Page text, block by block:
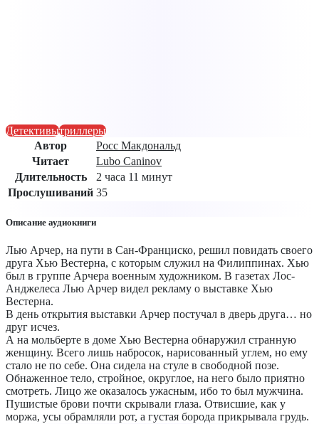
Детективытриллеры
Автор
Росс Макдональд
Читает
Lubo Caninov
Длительность
2 часа 11 минут
Прослушиваний 35
Описание аудиокниги
Лью Арчер, на пути в Сан-Франциско, решил повидать своего
друга Хью Вестерна, с которым служил на Филиппинах. Хью
был в группе Арчера военным художником. В газетах Лос-
Анджелеса Лью Арчер видел рекламу о выставке Хью
Вестерна.
В день открытия выставки Арчер постучал в дверь друга… но
друг исчез.
А на мольберте в доме Хью Вестерна обнаружил странную
женщину. Всего лишь набросок, нарисованный углем, но ему
стало не по себе. Она сидела на стуле в свободной позе.
Обнаженное тело, стройное, округлое, на него было приятно
смотреть. Лицо же оказалось ужасным, ибо то был мужчина.
Пушистые брови почти скрывали глаза. Отвисшие, как у
моржа, усы обрамляли рот, а густая борода прикрывала грудь.